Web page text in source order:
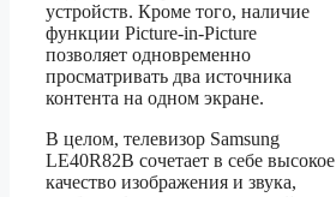
устройств. Кроме того, наличие
функции Picture-in-Picture
позволяет одновременно
просматривать два источника
контента на одном экране.
В целом, телевизор Samsung
LE40R82B сочетает в себе высокое
качество изображения и звука,